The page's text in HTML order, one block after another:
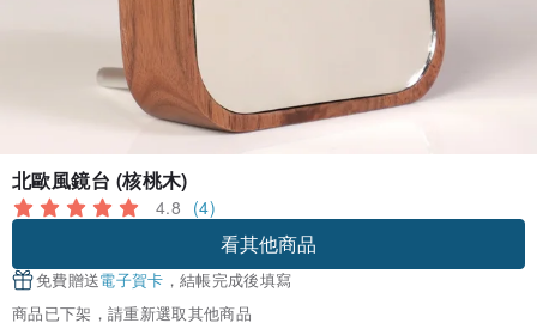
北歐風鏡台 (核桃木)
4.8 (4)
看其他商品
免費贈送電子賀卡 ，結帳完成後填寫
商品已下架，請重新選取其他商品